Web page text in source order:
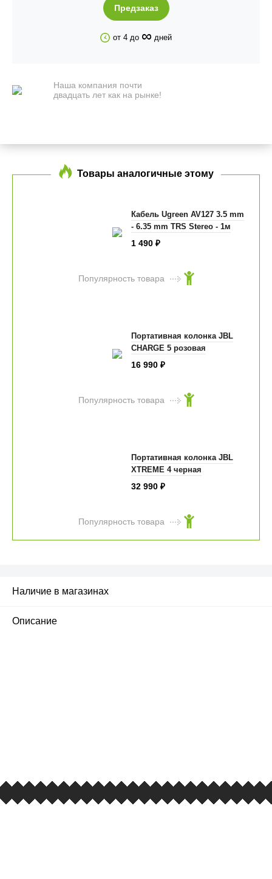
Предзаказ
от 4 до ∞ дней
Наша компания почти
двадцать лет как на рынке!
Товары аналогичные этому
Кабель Ugreen AV127 3.5 mm
- 6.35 mm TRS Stereo - 1м
1 490 ₽
Популярность товара
Портативная колонка JBL
CHARGE 5 розовая
16 990 ₽
Популярность товара
Портативная колонка JBL
XTREME 4 черная
32 990 ₽
Популярность товара
Наличие в магазинах
Описание